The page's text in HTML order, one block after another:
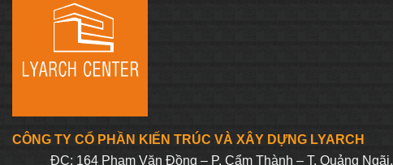
CÔNG TY CỔ PHẦN KIẾN TRÚC VÀ XÂY DỰNG LYARCH
ĐC: 164 Phạm Văn Đồng – P. Cẩm Thành – T. Quảng Ngãi.